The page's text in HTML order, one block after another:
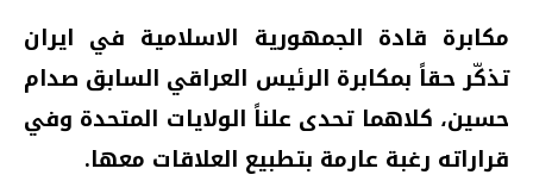
مكابرة قادة الجمهورية الاسلامية في ايران
تذكّر حقاً بمكابرة الرئيس العراقي السابق صدام
حسين، كلاهما تحدى علناً الولايات المتحدة وفي
قراراته رغبة عارمة بتطبيع العلاقات معها.